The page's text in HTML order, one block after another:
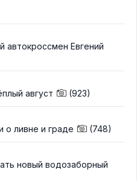
автокроссмен Евгений
август (923)
о ливне и граде (748)
новый водозаборный